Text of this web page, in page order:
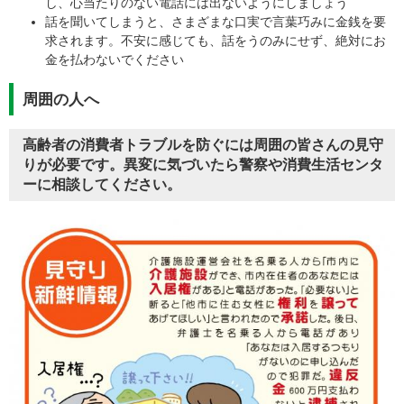
し、心当たりのない電話には出ないようにしましょう
話を聞いてしまうと、さまざまな口実で言葉巧みに金銭を要
求されます。不安に感じても、話をうのみにせず、絶対にお
金を払わないでください
周囲の人へ
高齢者の消費者トラブルを防ぐには周囲の皆さんの見守
りが必要です。異変に気づいたら警察や消費生活センタ
ーに相談してください。